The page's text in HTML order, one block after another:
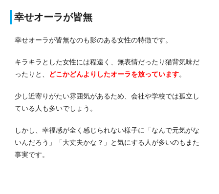
幸せオーラが皆無
幸せオーラが皆無なのも影のある女性の特徴です。
キラキラとした女性には程遠く、無表情だったり猫背気味だ
ったりと、
どこかどんよりしたオーラを放っています。
少し近寄りがたい雰囲気があるため、会社や学校では孤立し
ている人も多いでしょう。
しかし、幸福感が全く感じられない様子に「なんで元気がな
いんだろう」「大丈夫かな？」と気にする人が多いのもまた
事実です。